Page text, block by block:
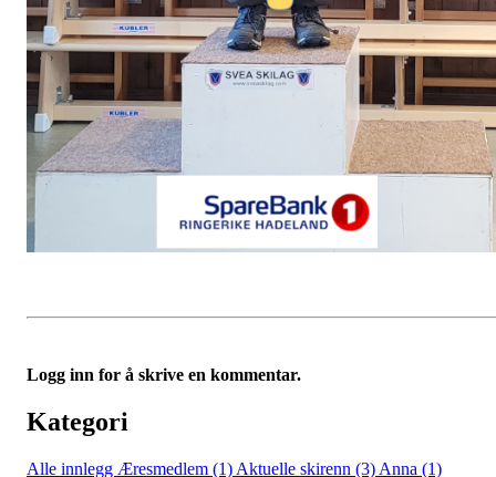
Logg inn for å skrive en kommentar.
Kategori
Alle innlegg Æresmedlem (1) Aktuelle skirenn (3) Anna (1)